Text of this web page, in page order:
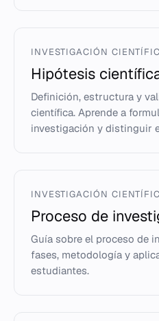
INVESTIGACIÓN
Hipótesis
Definición, estructura y
científica. Aprende a
investigación y distinguir
INVESTIGACIÓN
Proceso de
Guía sobre el proceso de
fases, metodología y
estudiantes.